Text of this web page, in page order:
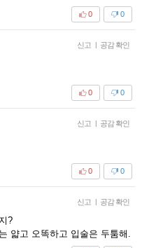
0
0
신고 | 공감 확인
0
0
신고 | 공감 확인
0
0
신고 | 공감 확인
?
얇고 오똑하고 입술은 두툼해.